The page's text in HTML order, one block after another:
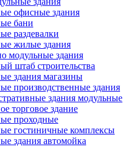
офисные здания
бани
раздевалки
жилые здания
модульные здания
штаб строительства
здания магазины
производственные здания
здания модульные
торговое здание
проходные
гостиничные комплексы
здания автомойка